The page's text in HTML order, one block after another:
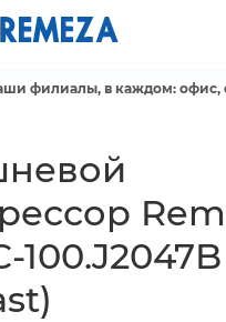
филиалы, в каждом: офис,
100.J2047B